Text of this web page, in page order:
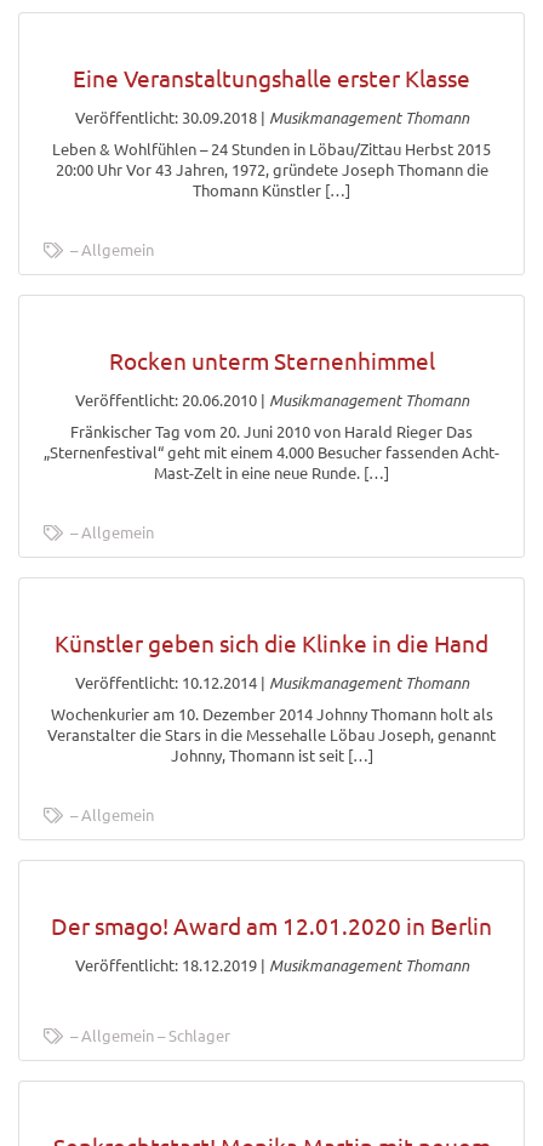
Eine Veranstaltungshalle erster Klasse
Veröffentlicht: 30.09.2018| Musikmanagement Thomann
Leben & Wohlfühlen – 24 Stunden in Löbau/Zittau Herbst 2015
20:00 Uhr Vor 43 Jahren, 1972, gründete Joseph Thomann die
Thomann Künstler […]
Allgemein
Rocken unterm Sternenhimmel
Veröffentlicht: 20.06.2010| Musikmanagement Thomann
Fränkischer Tag vom 20. Juni 2010 von Harald Rieger Das
„Sternenfestival“ geht mit einem 4.000 Besucher fassenden Acht-
Mast-Zelt in eine neue Runde. […]
Allgemein
Künstler geben sich die Klinke in die Hand
Veröffentlicht: 10.12.2014| Musikmanagement Thomann
Wochenkurier am 10. Dezember 2014 Johnny Thomann holt als
Veranstalter die Stars in die Messehalle Löbau Joseph, genannt
Johnny, Thomann ist seit […]
Allgemein
Der smago! Award am 12.01.2020 in Berlin
Veröffentlicht: 18.12.2019| Musikmanagement Thomann
Allgemein Schlager